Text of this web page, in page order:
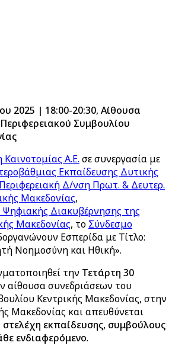
2025 | 18:00-20:30, Αίθουσα
Συμβουλίου
Α.Ε. σε συνεργασία με
Εκπαίδευσης Δυτικής
Περιφερειακή Δ/νση Πρωτ. & Δευτερ.
Μακεδονίας,
Ψηφιακής Διακυβέρνησης της
Μακεδονίας, το Σύνδεσμο
Εσπερίδα με Τίτλο:
Νοημοσύνη και Ηθική».
την Τετάρτη 30
αίθουσα συνεδριάσεων του
Κεντρικής Μακεδονίας, στην
Μακεδονίας και απευθύνεται
στελέχη εκπαίδευσης, συμβούλους
ενδιαφερόμενο.